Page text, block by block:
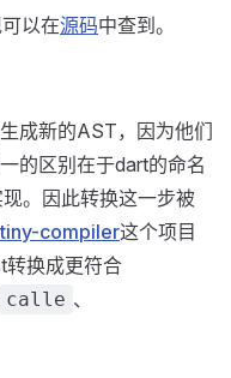
以在源码中查到。
成新的AST，因为他们
的区别在于dart的命名
。因此转换这一步被
compiler这个项目
转换成更符合
calle 、